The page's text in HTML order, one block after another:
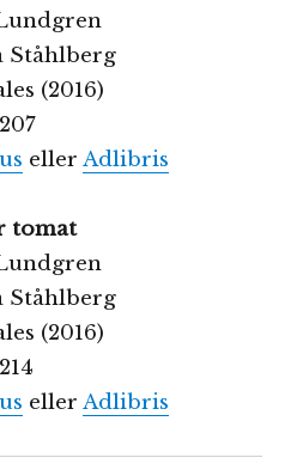
Ståhlberg
(2016)
ellerAdlibris
tomat
Ståhlberg
(2016)
ellerAdlibris